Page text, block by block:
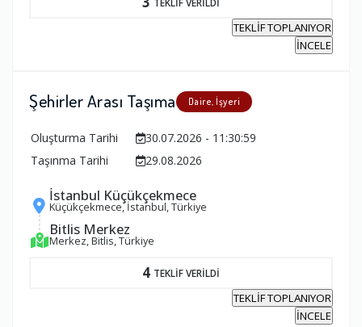
TEKLİF TOPLANIYOR
İNCELE
Şehirler Arası Taşıma Daire, İşyeri
Oluşturma Tarihi
30.07.2026 - 11:30:59
Taşınma Tarihi
29.08.2026
İstanbul Küçükçekmece
Küçükçekmece, İstanbul, Türkiye
Bitlis Merkez
Merkez, Bitlis, Türkiye
4 TEKLİF VERİLDİ
TEKLİF TOPLANIYOR
İNCELE